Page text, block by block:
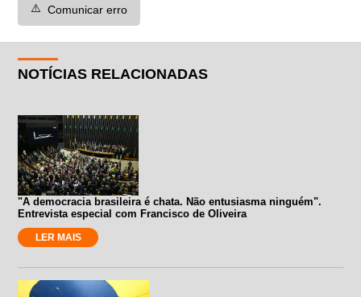
⚠️ Comunicar erro
NOTÍCIAS RELACIONADAS
"A democracia brasileira é chata. Não entusiasma ninguém".
Entrevista especial com Francisco de Oliveira
LER MAIS